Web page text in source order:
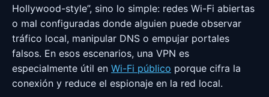
Hollywood-style”, sino lo simple: redes Wi-Fi abiertas
o mal configuradas donde alguien puede observar
tráfico local, manipular DNS o empujar portales
falsos. En esos escenarios, una VPN es
especialmente útil en Wi-Fi público porque cifra la
conexión y reduce el espionaje en la red local.